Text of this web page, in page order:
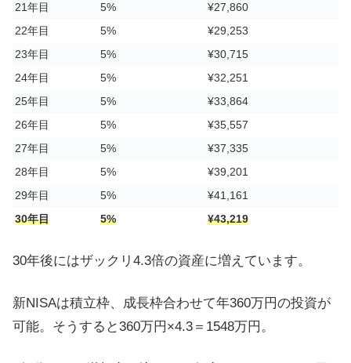
21年目
5%
¥27,860
22年目
5%
¥29,253
23年目
5%
¥30,715
24年目
5%
¥32,251
25年目
5%
¥33,864
26年目
5%
¥35,557
27年目
5%
¥37,335
28年目
5%
¥39,201
29年目
5%
¥41,161
30年目
5% ¥43,219
30年後にはザックリ4.3倍の資産に増えています。
新NISAは積立枠、成長枠合わせて年360万円の投資が
可能。そうすると360万円×4.3＝1548万円。